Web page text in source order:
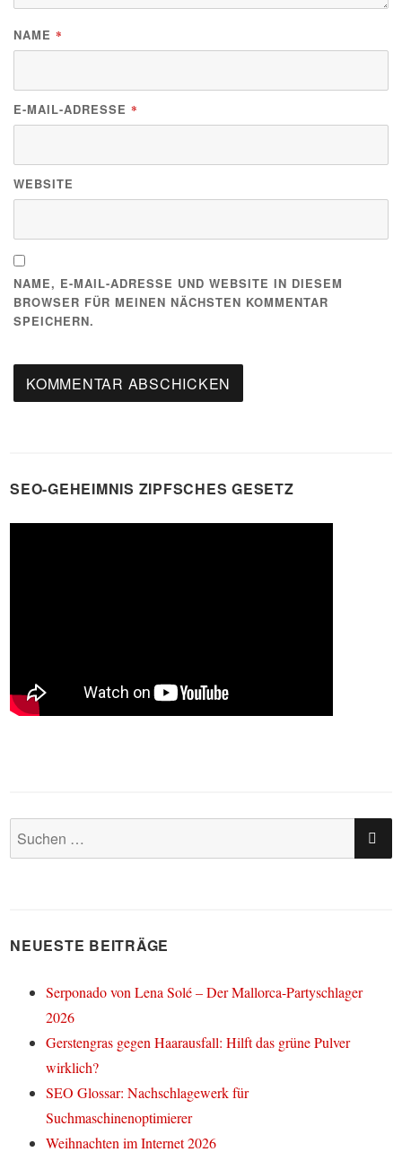
NAME *
E-MAIL-ADRESSE *
WEBSITE
NAME, E-MAIL-ADRESSE UND WEBSITE IN DIESEM
BROWSER FÜR MEINEN NÄCHSTEN KOMMENTAR
SPEICHERN.
SEO-GEHEIMNIS ZIPFSCHES GESETZ
Suchen
nach:
NEUESTE BEITRÄGE
Serponado von Lena Solé – Der Mallorca-Partyschlager
2026
Gerstengras gegen Haarausfall: Hilft das grüne Pulver
wirklich?
SEO Glossar: Nachschlagewerk für
Suchmaschinenoptimierer
Weihnachten im Internet 2026